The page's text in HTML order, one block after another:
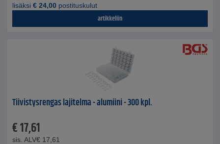
lisäksi € 24,00 postituskulut
artikkeliin
Tiivistysrengas lajitelma - alumiini - 300 kpl.
€17,61
sis. ALV€ 17,61